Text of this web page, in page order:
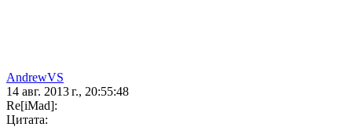
AndrewVS
14 авг. 2013 г., 20:55:48
Re[iMad]:
Цитата: